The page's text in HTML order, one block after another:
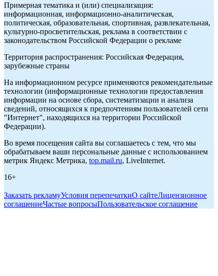
Примерная тематика и (или) специализация:
информационная, информационно-аналитическая,
политическая, образовательная, спортивная, развлекательная,
культурно-просветительская, реклама в соответствии с
законодательством Российской Федерации о рекламе
Территория распространения: Российская Федерация,
зарубежные страны
На информационном ресурсе применяются рекомендательные
технологии (информационные технологии предоставления
информации на основе сбора, систематизации и анализа
сведений, относящихся к предпочтениям пользователей сети
"Интернет", находящихся на территории Российской
Федерации).
Во время посещения сайта вы соглашаетесь с тем, что мы
обрабатываем ваши персональные данные с использованием
метрик Яндекс Метрика, top.mail.ru, LiveInternet.
16+
Заказать рекламуУсловия перепечаткиО сайтеЛицензионное
соглашениеЧастые вопросыПользовательское соглашение